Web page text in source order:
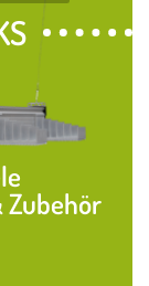
Zubehör